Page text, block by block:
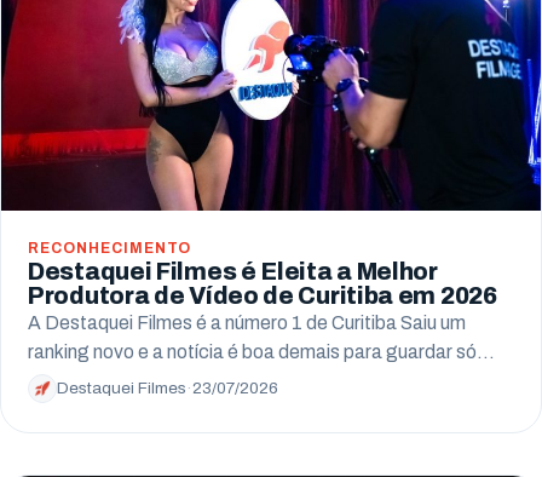
Arapongas
Umuarama
Ponta Grossa
Guarapuava
Foz do Iguaçu
Toledo
São José dos Pinhais
RECONHECIMENTO
Destaquei Filmes é Eleita a Melhor
Produtora de Vídeo de Curitiba em 2026
A Destaquei Filmes é a número 1 de Curitiba Saiu um
ranking novo e a notícia é boa demais para guardar só…
Destaquei Filmes ·23/07/2026